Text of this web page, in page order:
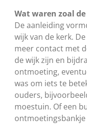
Wat waren zoal de
De aanleiding
wijk van de kerk.
meer contact met
de wijk zijn en
ontmoeting,
was om iets te
ouders,
moestuin. Of een